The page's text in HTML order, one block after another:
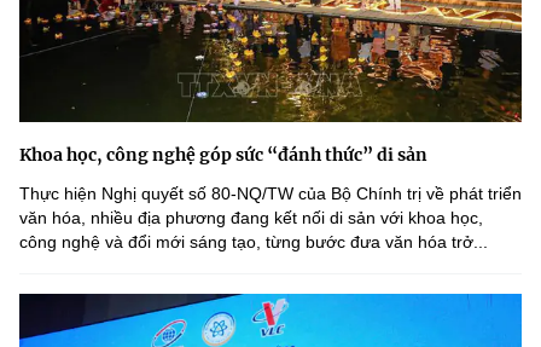
Khoa học, công nghệ góp sức “đánh thức” di sản
Thực hiện Nghị quyết số 80-NQ/TW của Bộ Chính trị về phát triển
văn hóa, nhiều địa phương đang kết nối di sản với khoa học,
công nghệ và đổi mới sáng tạo, từng bước đưa văn hóa trở...